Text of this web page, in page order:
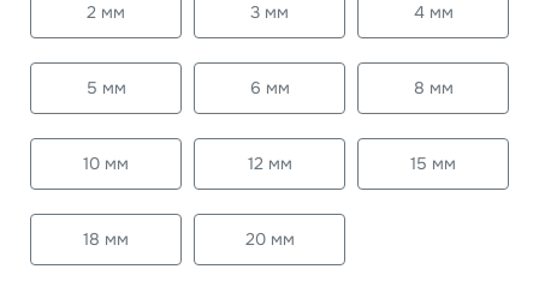
2 мм 3 мм 4 мм
5 мм 6 мм 8 мм
10 мм 12 мм 15 мм
18 мм 20 мм